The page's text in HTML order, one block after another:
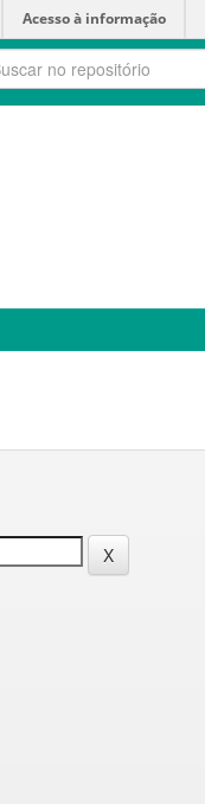
Acesso à informação